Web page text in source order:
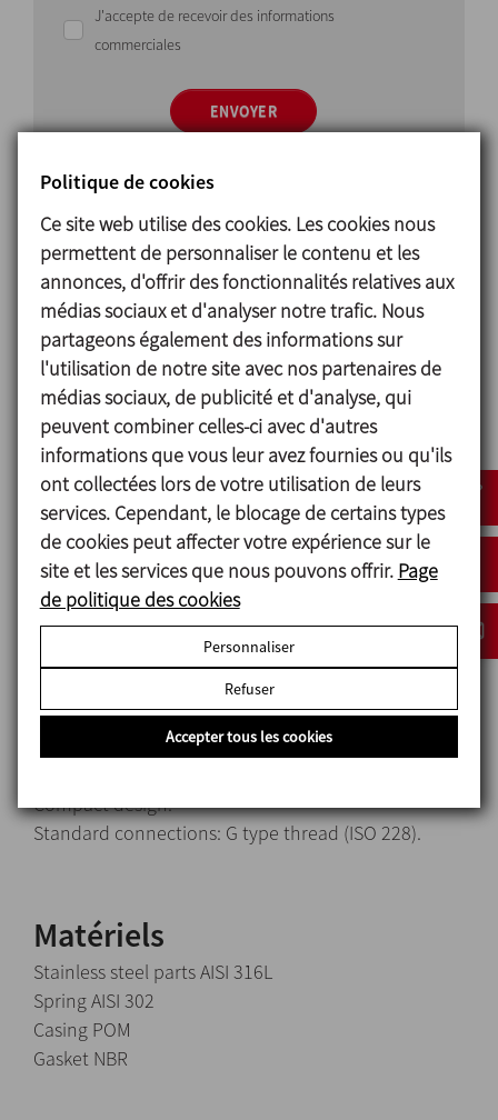
J'accepte de recevoir des informations
commerciales
ENVOYER
Principe de fonctionnement
Thepressure-vacuum valveis designed to breathe
in while the tank is being emptied to equal the
pressure inside and outside the tank and protect
the tank from vacuum.
When the tank is being filled, thepressure-vacuum
valveallows air to come out, thus avoiding excess
pressure inside the tank which would cause the
tank to swell.
Conception et
caractéristiques
Available sizes: 2" y 2 ½".
Compact design.
Standard connections: G type thread (ISO 228).
Matériels
Stainless steel parts AISI 316L
Spring AISI 302
Casing POM
Gasket NBR
Politique de cookies
Ce site web utilise des cookies. Les cookies nous
permettent de personnaliser le contenu et les
annonces, d'offrir des fonctionnalités relatives aux
médias sociaux et d'analyser notre trafic. Nous
partageons également des informations sur
l'utilisation de notre site avec nos partenaires de
médias sociaux, de publicité et d'analyse, qui
peuvent combiner celles-ci avec d'autres
informations que vous leur avez fournies ou qu'ils
ont collectées lors de votre utilisation de leurs
services. Cependant, le blocage de certains types
de cookies peut affecter votre expérience sur le
site et les services que nous pouvons offrir. Page
de politique des cookies
Personnaliser
Refuser
Accepter tous les cookies